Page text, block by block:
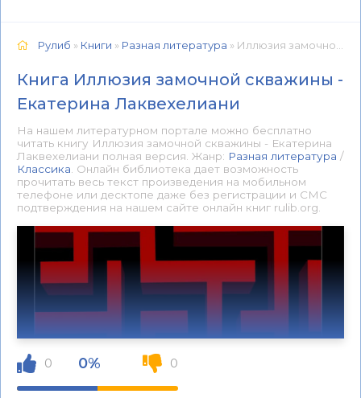
Рулиб » Книги » Разная литература » Иллюзия замочной скважины - Екатерина Лаквехелиани 📕 - Книга онлайн бесплатно
Книга Иллюзия замочной скважины -
Екатерина Лаквехелиани
На нашем литературном портале можно бесплатно
читать книгу Иллюзия замочной скважины - Екатерина
Лаквехелиани полная версия. Жанр: Разная литература /
Классика . Онлайн библиотека дает возможность
прочитать весь текст произведения на мобильном
телефоне или десктопе даже без регистрации и СМС
подтверждения на нашем сайте онлайн книг rulib.org.
0 0% 0